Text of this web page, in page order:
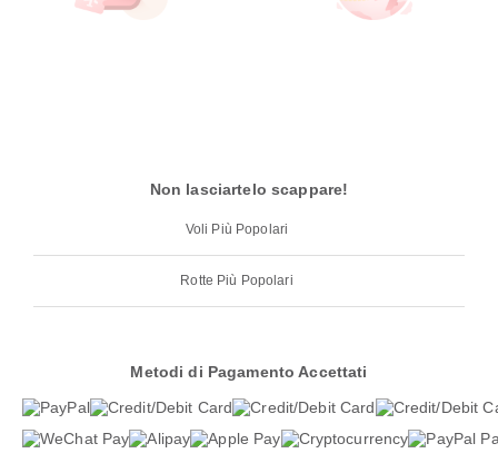
Non lasciartelo scappare!
Voli Più Popolari
Rotte Più Popolari
Metodi di Pagamento Accettati